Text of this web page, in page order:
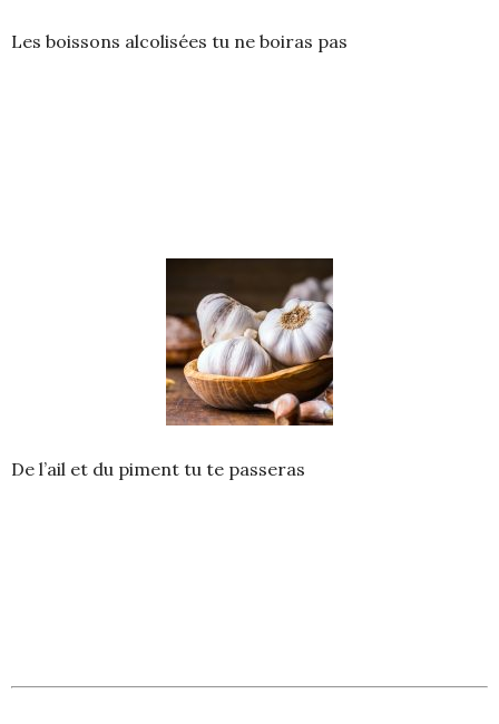
Les boissons alcolisées tu ne boiras pas
De l’ail et du piment tu te passeras